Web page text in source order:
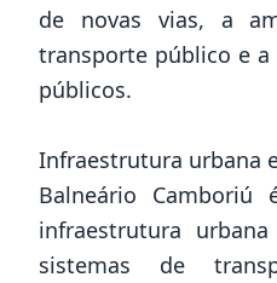
de novas vias, a
transporte público e a
públicos.
Infraestrutura urbana
Balneário Camboriú
infraestrutura
sistemas de